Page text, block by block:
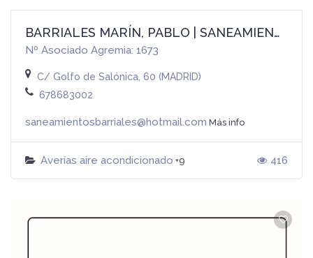
BARRIALES MARÍN, PABLO | SANEAMIENTOS BARRIALES
Nº Asociado Agremia: 1673
C/ Golfo de Salónica, 60 (MADRID)
678683002
saneamientosbarriales@hotmail.com Más info
Averías aire acondicionado +9 416